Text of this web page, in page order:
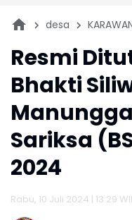
desa
Resmi
Bhakti
Sariksa
2024
Rabu, 10 Juli 2024 | 13:29